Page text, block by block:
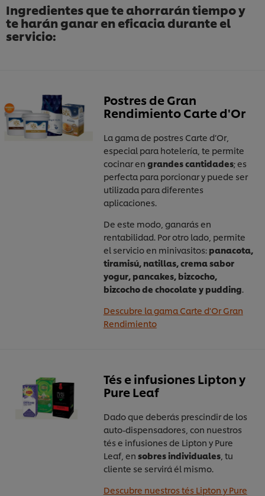
Ingredientes que te ahorrarán tiempo y
te harán ganar en eficacia durante el
servicio:
Postres de Gran
Rendimiento Carte d'Or
La gama de postres Carte d’Or,
especial para hotelería, te permite
cocinar en grandes cantidades; es
perfecta para porcionar y puede ser
utilizada para diferentes
aplicaciones.
De este modo, ganarás en
rentabilidad. Por otro lado, permite
el servicio en minivasitos: panacota,
tiramisú, natillas, crema sabor
yogur, pancakes, bizcocho,
bizcocho de chocolate y pudding
Descubre la gama Carte d'Or Gran
Rendimiento
Tés e infusiones Lipton y
Pure Leaf
Dado que deberás prescindir de los
auto-dispensadores, con nuestros
tés e infusiones de Lipton y Pure
Leaf, en sobres individuales, tu
cliente se servirá él mismo.
Descubre nuestros tés Lipton y Pure